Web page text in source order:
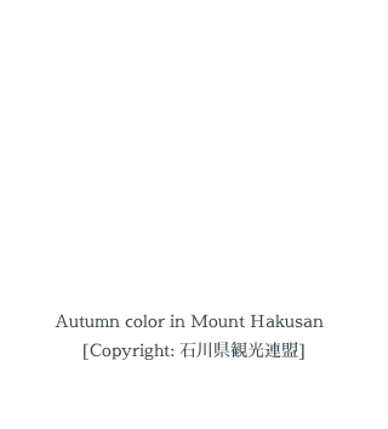
Autumn color in Mount Hakusan
[Copyright: 石川県観光連盟]